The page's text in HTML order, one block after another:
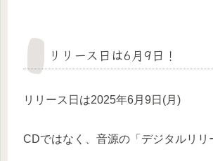
リリース日は6月9日！
リリース日は2025年6月9日(月)
CDではなく、音源の「デジタルリリ